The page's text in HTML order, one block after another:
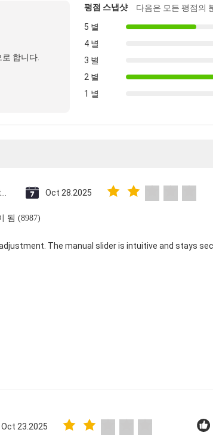
합니다.
평점 스냅샷
다음은 모든 평점의
5 별
4 별
3 별
2 별
1 별
Saint Vincent and the Grenadines Oct 28.2025
됨 (8987)
The manual slider is intuitive and stays
Oct 23.2025